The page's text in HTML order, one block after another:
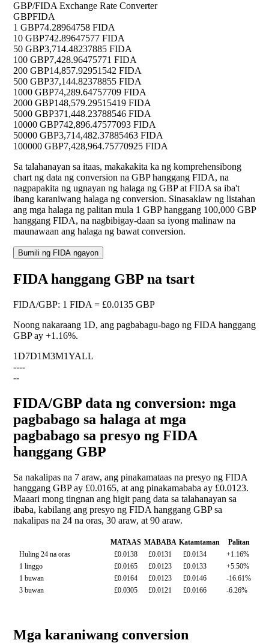
GBP/FIDA Exchange Rate Converter
GBPFIDA
1 GBP74.28964758 FIDA
10 GBP742.89647577 FIDA
50 GBP3,714.48237885 FIDA
100 GBP7,428.96475771 FIDA
200 GBP14,857.92951542 FIDA
500 GBP37,144.82378855 FIDA
1000 GBP74,289.64757709 FIDA
2000 GBP148,579.29515419 FIDA
5000 GBP371,448.23788546 FIDA
10000 GBP742,896.47577093 FIDA
50000 GBP3,714,482.37885463 FIDA
100000 GBP7,428,964.75770925 FIDA
Sa talahanayan sa itaas, makakakita ka ng komprehensibong
chart ng data ng conversion na GBP hanggang FIDA, na
nagpapakita ng ugnayan ng halaga ng GBP at FIDA sa iba't
ibang karaniwang halaga ng conversion. Sinasaklaw ng listahan
ang mga halaga ng palitan mula 1 GBP hanggang 100,000 GBP
hanggang FIDA, na nagbibigay-daan sa iyong malinaw na
maunawaan ang halaga ng bawat conversion.
Bumili ng FIDA ngayon
FIDA hanggang GBP na tsart
FIDA/GBP: 1 FIDA = £0.0135 GBP
Noong nakaraang 1D, ang pagbabagu-bago ng FIDA hanggang
GBP ay +1.16%.
1D7D1M3M1YALL
----
--
FIDA/GBP data ng conversion: mga
pagbabago sa halaga at mga
pagbabago sa presyo ng FIDA
hanggang GBP
Sa nakalipas na 7 araw, ang pinakamataas na presyo ng FIDA
hanggang GBP ay £0.0165, at ang pinakamababa ay £0.0123.
Maaari mong tingnan ang higit pang data sa talahanayan sa
ibaba, kabilang ang presyo ng FIDA hanggang GBP sa
nakalipas na 24 na oras, 30 araw, at 90 araw.
MATAAS MABABA Katamtaman
Palitan
Huling 24 na oras
£0.0138 £0.0131 £0.0134
+1.16%
1 linggo
£0.0165 £0.0123 £0.0133
+5.50%
1 buwan
£0.0164 £0.0123 £0.0146
-16.61%
3 buwan
£0.0305 £0.0121 £0.0166 -6.26%
Mga karaniwang conversion